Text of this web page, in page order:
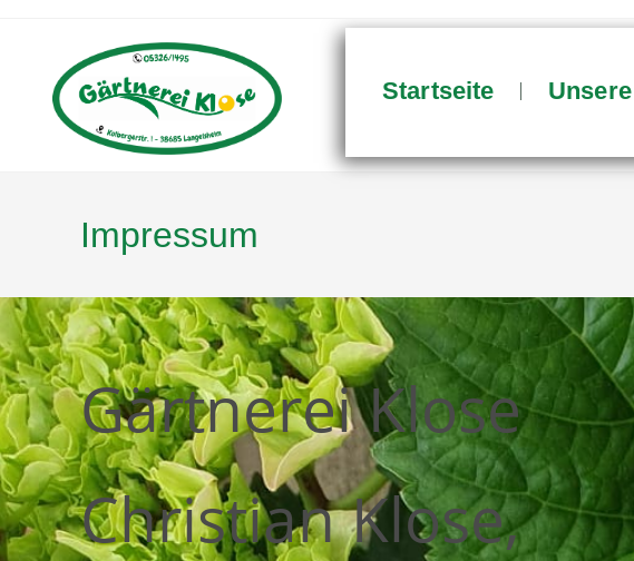
Startseite
Impressum
Gärtnerei Klose
Christian Klose,